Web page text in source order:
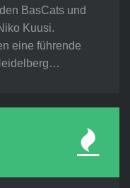
BasCats und
Kuusi.
eine führende